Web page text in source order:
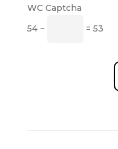
WC Captcha
54 −
= 53